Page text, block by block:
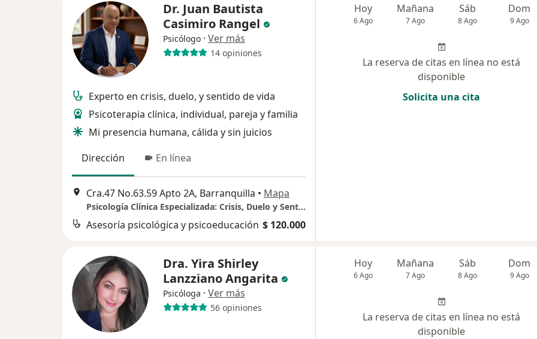
Dr. Juan Bautista
Casimiro Rangel
Psicólogo · Ver más
14 opiniones
Experto en crisis, duelo, y sentido de vida
Psicoterapia clínica, individual, pareja y familia
Mi presencia humana, cálida y sin juicios
Dirección
En línea
Cra.47 No.63.59 Apto 2A, Barranquilla • Mapa
Psicología Clínica Especializada: Crisis, Duelo y Sentido de Vida
Asesoría psicológica y psicoeducación $ 120.000
Hoy
6 Ago
Mañana
7 Ago
Sáb
8 Ago
Dom
9 Ago
La reserva de citas en línea no está
disponible
Solicita una cita
Dra. Yira Shirley
Lanzziano Angarita
Psicóloga · Ver más
56 opiniones
Hoy
6 Ago
Mañana
7 Ago
Sáb
8 Ago
Dom
9 Ago
La reserva de citas en línea no está
disponible